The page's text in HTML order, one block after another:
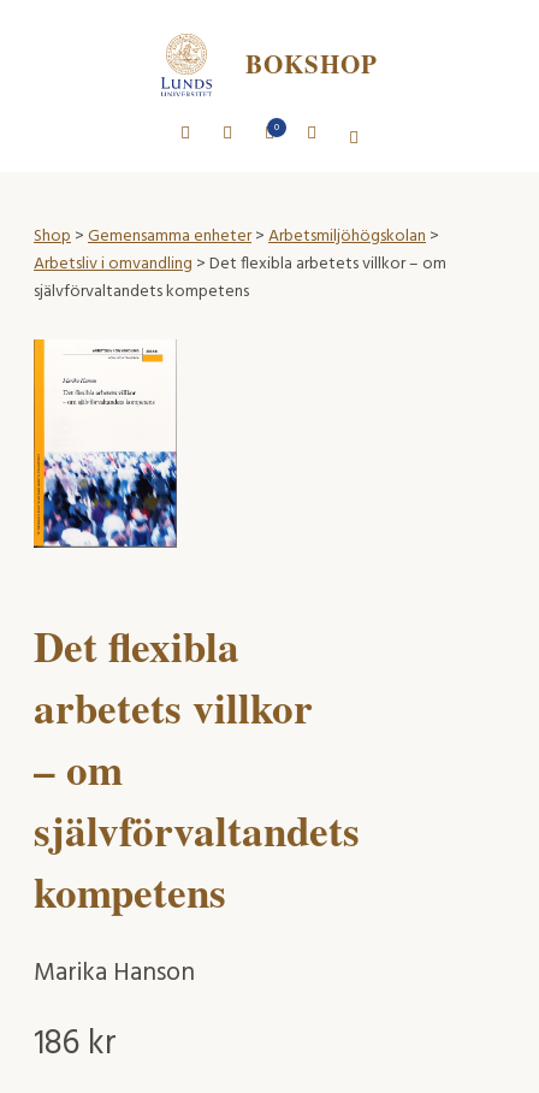
BOKSHOP
0
Shop>Gemensamma enheter>Arbetsmiljöhögskolan>
Arbetsliv i omvandling > Det flexibla arbetets villkor – om
självförvaltandets kompetens
Det flexibla
arbetets villkor
– om
självförvaltandets
kompetens
Marika Hanson
186 kr